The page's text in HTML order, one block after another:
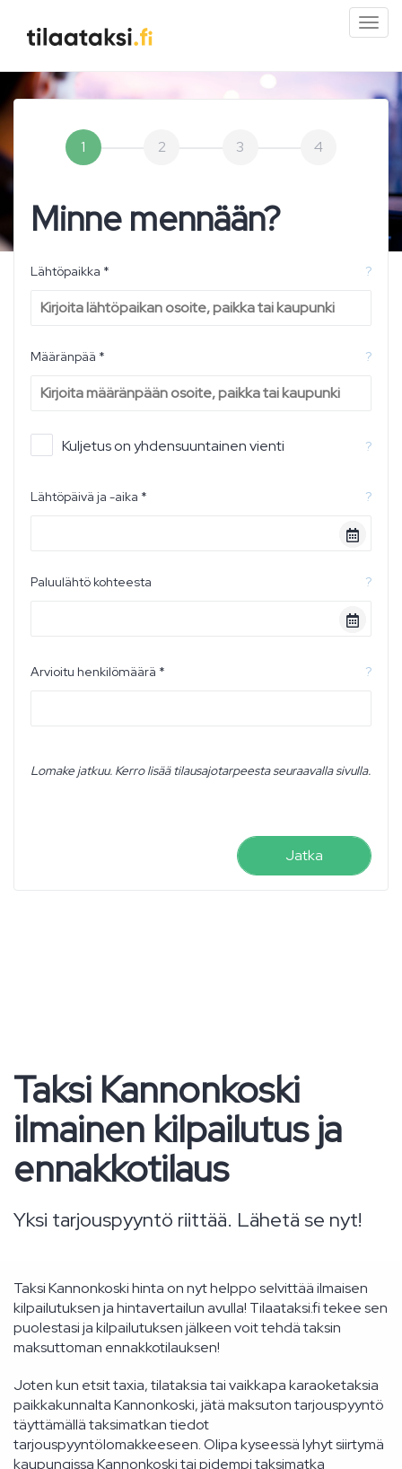
1 2 3 4
Minne mennään?
Lähtöpaikka * ?
Määränpää * ?
Kuljetus on yhdensuuntainen vienti ?
Lähtöpäivä ja -aika * ?
Paluulähtö kohteesta ?
Arvioitu henkilömäärä * ?
Lomake jatkuu. Kerro lisää tilausajotarpeesta seuraavalla sivulla.
Jatka
Taksi Kannonkoski
ilmainen kilpailutus ja
ennakkotilaus
Yksi tarjouspyyntö riittää. Lähetä se nyt!
Taksi Kannonkoski hinta on nyt helppo selvittää ilmaisen
kilpailutuksen ja hintavertailun avulla! Tilaataksi.fi tekee sen
puolestasi ja kilpailutuksen jälkeen voit tehdä taksin
maksuttoman ennakkotilauksen!
Joten kun etsit taxia, tilataksia tai vaikkapa karaoketaksia
paikkakunnalta Kannonkoski, jätä maksuton tarjouspyyntö
täyttämällä taksimatkan tiedot
tarjouspyyntölomakkeeseen. Olipa kyseessä lyhyt siirtymä
kaupungissa Kannonkoski tai pidempi taksimatka